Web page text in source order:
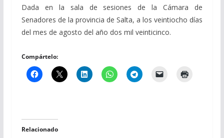
Dada en la sala de sesiones de la Cámara de
Senadores de la provincia de Salta, a los veintiocho días
del mes de agosto del año dos mil veinticinco.
Compártelo:
Relacionado